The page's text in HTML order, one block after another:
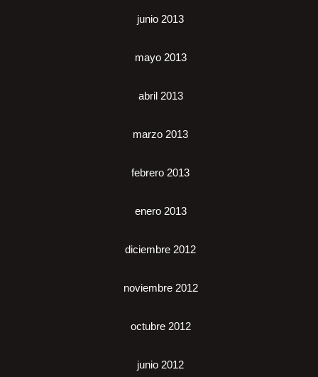
junio 2013
mayo 2013
abril 2013
marzo 2013
febrero 2013
enero 2013
diciembre 2012
noviembre 2012
octubre 2012
junio 2012